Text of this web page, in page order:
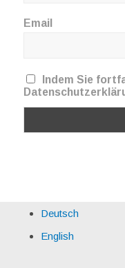
Email
Indem Sie
Deutsch
English